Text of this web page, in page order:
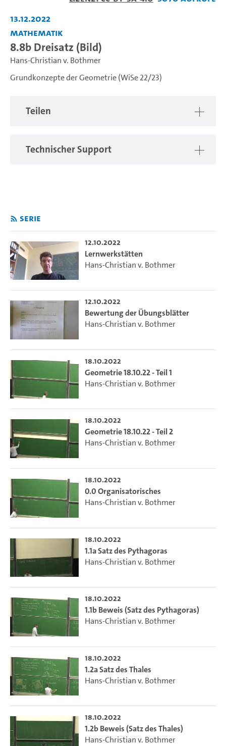
13.12.2022
Mathematik
8.8b Dreisatz (Bild)
Hans-Christian v. Bothmer
Grundkonzepte der Geometrie (WiSe 22/23)
Teilen
Technischer Support
Serie
12.10.2022
Lernwerkstätten
Hans-Christian v. Bothmer
12.10.2022
Bewertung der Übungsblätter
Hans-Christian v. Bothmer
18.10.2022
Geometrie 18.10.22 - Teil 1
Hans-Christian v. Bothmer
18.10.2022
Geometrie 18.10.22 - Teil 2
Hans-Christian v. Bothmer
18.10.2022
0.0 Organisatorisches
Hans-Christian v. Bothmer
18.10.2022
1.1a Satz des Pythagoras
Hans-Christian v. Bothmer
18.10.2022
1.1b Beweis (Satz des Pythagoras)
Hans-Christian v. Bothmer
18.10.2022
1.2a Satz des Thales
Hans-Christian v. Bothmer
18.10.2022
1.2b Beweis (Satz des Thales)
Hans-Christian v. Bothmer